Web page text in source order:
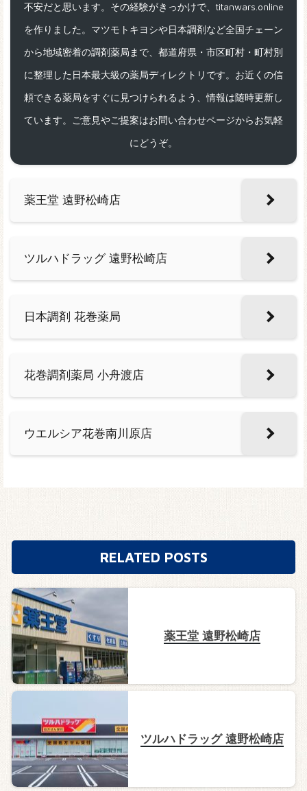
不安だと思います。その経験がきっかけで、titanwars.online
を作りました。マツモトキヨシや日本調剤など全国チェーン
から地域密着の調剤薬局まで、都道府県・市区町村・町村別
に整理した日本最大級の薬局ディレクトリです。お近くの信
頼できる薬局をすぐに見つけられるよう、情報は随時更新し
ています。ご意見やご提案はお問い合わせページからお気軽
にどうぞ。
薬王堂 遠野松崎店
ツルハドラッグ 遠野松崎店
日本調剤 花巻薬局
花巻調剤薬局 小舟渡店
ウエルシア花巻南川原店
RELATED POSTS
薬王堂 遠野松崎店
ツルハドラッグ 遠野松崎店